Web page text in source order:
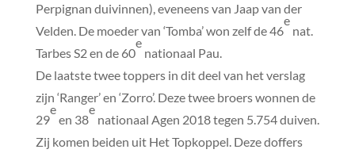
Perpignan duivinnen), eveneens van Jaap van der
Velden. De moeder van ‘Tomba’ won zelf de 46
e
nat.
Tarbes S2 en de 60
e
nationaal Pau.
De laatste twee toppers in dit deel van het verslag
zijn ‘Ranger’ en ‘Zorro’. Deze twee broers wonnen de
29
e
en 38
e
nationaal Agen 2018 tegen 5.754 duiven.
Zij komen beiden uit Het Topkoppel. Deze doffers